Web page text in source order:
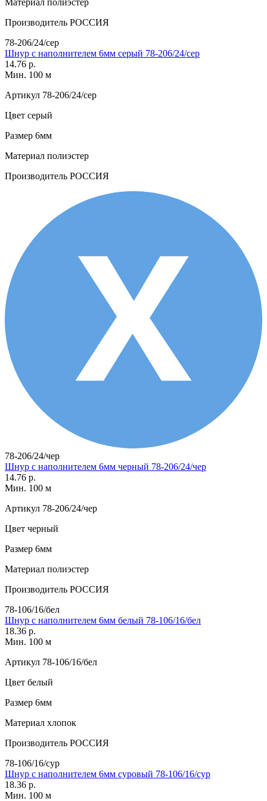
Производитель РОССИЯ
78-206/24/сер
Шнур с наполнителем 6мм серый 78-206/24/сер
14.76 р.
Мин. 100 м
Артикул 78-206/24/сер
Цвет серый
Размер 6мм
Материал полиэстер
Производитель РОССИЯ
78-206/24/чер
Шнур с наполнителем 6мм черный 78-206/24/чер
14.76 р.
Мин. 100 м
Артикул 78-206/24/чер
Цвет черный
Размер 6мм
Материал полиэстер
Производитель РОССИЯ
78-106/16/бел
Шнур с наполнителем 6мм белый 78-106/16/бел
18.36 р.
Мин. 100 м
Артикул 78-106/16/бел
Цвет белый
Размер 6мм
Материал хлопок
Производитель РОССИЯ
78-106/16/сур
Шнур с наполнителем 6мм суровый 78-106/16/сур
18.36 р.
Мин. 100 м